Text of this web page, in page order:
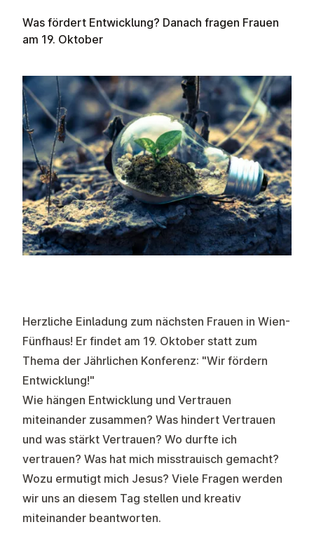
Was fördert Entwicklung? Danach fragen Frauen
am 19. Oktober
Herzliche Einladung zum nächsten Frauen in Wien-
Fünfhaus! Er findet am 19. Oktober statt zum
Thema der Jährlichen Konferenz: "Wir fördern
Entwicklung!"
Wie hängen Entwicklung und Vertrauen
miteinander zusammen? Was hindert Vertrauen
und was stärkt Vertrauen? Wo durfte ich
vertrauen? Was hat mich misstrauisch gemacht?
Wozu ermutigt mich Jesus? Viele Fragen werden
wir uns an diesem Tag stellen und kreativ
miteinander beantworten.